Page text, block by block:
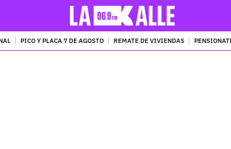
PICO Y PLACA 7 DE AGOSTO REMATE DE VIVIENDAS